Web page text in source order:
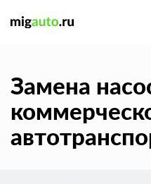
Замена